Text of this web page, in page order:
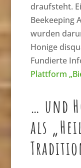
draufsteht.
Beekeeping
wurden
Honige
Fundierte
Plattform
… und
als